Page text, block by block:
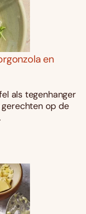
en
als tegenhanger
op de